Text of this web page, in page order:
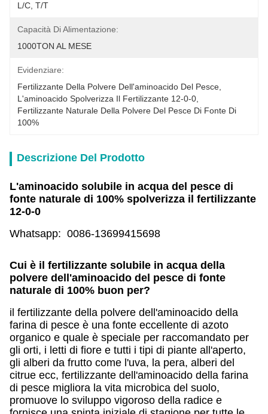
L/C, T/T
Capacità Di Alimentazione:
1000TON AL MESE
Evidenziare:
Fertilizzante Della Polvere Dell'aminoacido Del Pesce
L'aminoacido Spolverizza Il Fertilizzante 12-0-0
Fertilizzante Naturale Della Polvere Del Pesce Di Fonte Di
100%
Descrizione Del Prodotto
L'aminoacido solubile in acqua del pesce di
fonte naturale di 100% spolverizza il fertilizzante
12-0-0
Whatsapp: 0086-13699415698
Cui è il fertilizzante solubile in acqua della
polvere dell'aminoacido del pesce di fonte
naturale di 100% buon per?
il fertilizzante della polvere dell'aminoacido della
farina di pesce è una fonte eccellente di azoto
organico e quale è speciale per raccomandato per
gli orti, i letti di fiore e tutti i tipi di piante all'aperto,
gli alberi da frutto come l'uva, la pera, alberi del
citrue ecc, fertilizzante dell'aminoacido della farina
di pesce migliora la vita microbica del suolo,
promuove lo sviluppo vigoroso della radice e